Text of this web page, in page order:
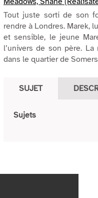
Tout juste sorti de son
rendre à Londres. Marek,
et sensible, le jeune
l’univers de son père.
dans le quartier de
SUJET
Sujets